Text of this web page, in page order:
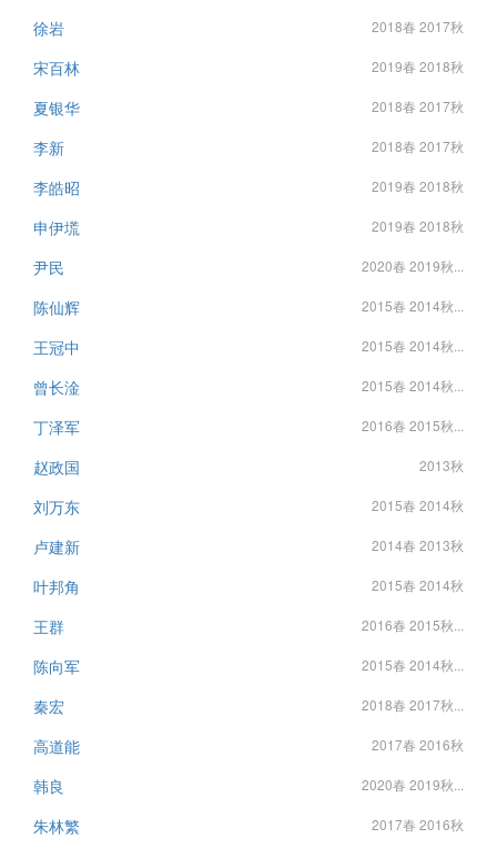
徐岩 2018春 2017秋
宋百林 2019春 2018秋
夏银华 2018春 2017秋
李新 2018春 2017秋
李皓昭 2019春 2018秋
申伊塃 2019春 2018秋
尹民 2020春 2019秋...
陈仙辉 2015春 2014秋...
王冠中 2015春 2014秋...
曾长淦 2015春 2014秋...
丁泽军 2016春 2015秋...
赵政国 2013秋
刘万东 2015春 2014秋
卢建新 2014春 2013秋
叶邦角 2015春 2014秋
王群 2016春 2015秋...
陈向军 2015春 2014秋...
秦宏 2018春 2017秋...
高道能 2017春 2016秋
韩良 2020春 2019秋...
朱林繁 2017春 2016秋